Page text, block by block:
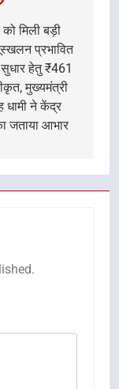
मिली बड़ी
प्रभावित
हेतु ₹461
मुख्यमंत्री
धामी ने केंद्र
जताया आभार